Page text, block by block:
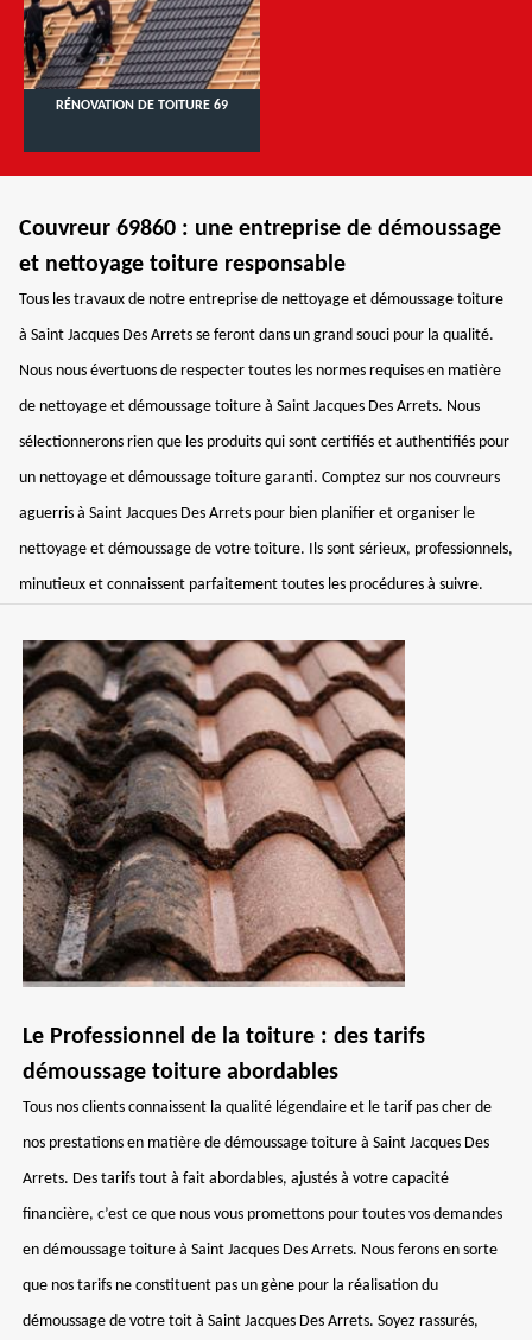
RÉNOVATION DE TOITURE 69
Couvreur 69860 : une entreprise de démoussage
et nettoyage toiture responsable
Tous les travaux de notre entreprise de nettoyage et démoussage toiture
à Saint Jacques Des Arrets se feront dans un grand souci pour la qualité.
Nous nous évertuons de respecter toutes les normes requises en matière
de nettoyage et démoussage toiture à Saint Jacques Des Arrets. Nous
sélectionnerons rien que les produits qui sont certifiés et authentifiés pour
un nettoyage et démoussage toiture garanti. Comptez sur nos couvreurs
aguerris à Saint Jacques Des Arrets pour bien planifier et organiser le
nettoyage et démoussage de votre toiture. Ils sont sérieux, professionnels,
minutieux et connaissent parfaitement toutes les procédures à suivre.
Le Professionnel de la toiture : des tarifs
démoussage toiture abordables
Tous nos clients connaissent la qualité légendaire et le tarif pas cher de
nos prestations en matière de démoussage toiture à Saint Jacques Des
Arrets. Des tarifs tout à fait abordables, ajustés à votre capacité
financière, c’est ce que nous vous promettons pour toutes vos demandes
en démoussage toiture à Saint Jacques Des Arrets. Nous ferons en sorte
que nos tarifs ne constituent pas un gène pour la réalisation du
démoussage de votre toit à Saint Jacques Des Arrets. Soyez rassurés,